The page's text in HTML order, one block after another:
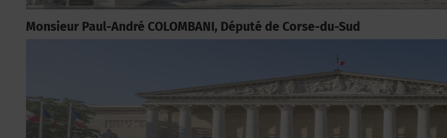
Monsieur Paul-André COLOMBANI, Député de Corse-du-Sud